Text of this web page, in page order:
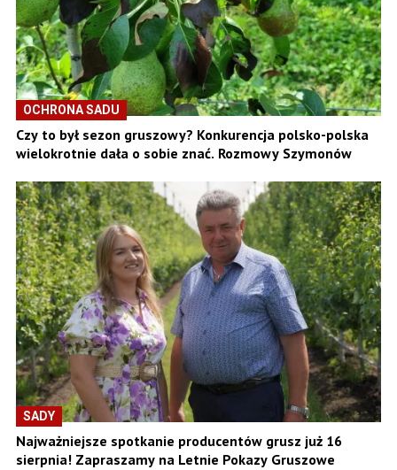
OCHRONA SADU
Czy to był sezon gruszowy? Konkurencja polsko-polska
wielokrotnie dała o sobie znać. Rozmowy Szymonów
SADY
Najważniejsze spotkanie producentów grusz już 16
sierpnia! Zapraszamy na Letnie Pokazy Gruszowe